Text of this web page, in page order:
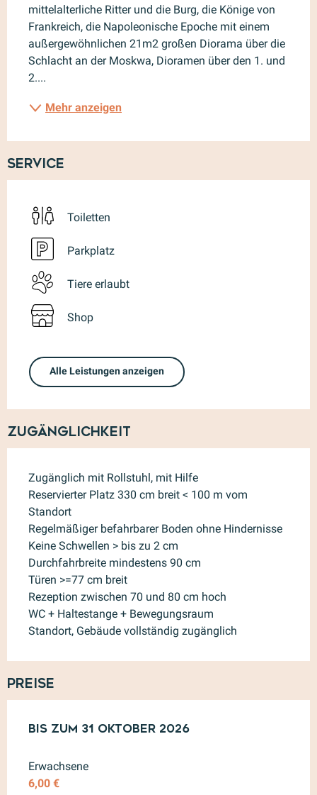
mittelalterliche Ritter und die Burg, die Könige von
Frankreich, die Napoleonische Epoche mit einem
außergewöhnlichen 21m2 großen Diorama über die
Schlacht an der Moskwa, Dioramen über den 1. und
2....
Mehr anzeigen
Service
Toiletten
Parkplatz
Tiere erlaubt
Shop
Alle Leistungen anzeigen
Zugänglichkeit
Zugänglich mit Rollstuhl, mit Hilfe
Reservierter Platz 330 cm breit < 100 m vom
Standort
Regelmäßiger befahrbarer Boden ohne Hindernisse
Keine Schwellen > bis zu 2 cm
Durchfahrbreite mindestens 90 cm
Türen >=77 cm breit
Rezeption zwischen 70 und 80 cm hoch
WC + Haltestange + Bewegungsraum
Standort, Gebäude vollständig zugänglich
Preise
ab4 April 2026bis zum31 Oktober 2026
Bis zum 31 Oktober 2026
Erwachsene
6,00 €